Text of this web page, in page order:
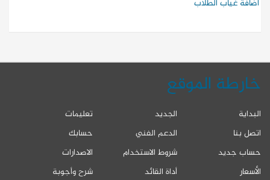
اضافة غياب الطلاب
خارطة الموقع
البداية الجديد
تعليمات
اتصل بنا
الدعم الفني
حسابك
حساب جديد
شروط الاستخدام
الاصدارات
الأسعار
أداة القائد
شرح وأجوبة